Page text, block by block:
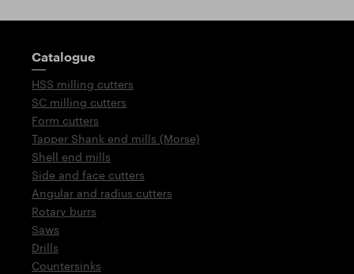
Guidepost
Catalogue
HSS milling cutters
SC milling cutters
Form cutters
Tapper Shank end mills (Morse)
Shell end mills
Side and face cutters
Angular and radius cutters
Rotary burrs
Saws
Drills
Countersinks